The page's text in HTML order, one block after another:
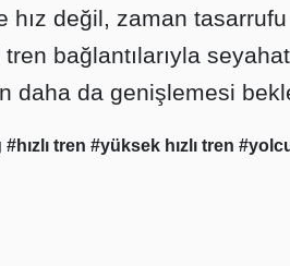
hız değil, zaman
bağlantılarıyla
daha da genişlemesi
#hızlı tren #yüksek hızlı tren